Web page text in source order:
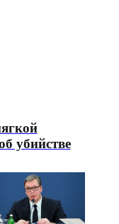
убийстве